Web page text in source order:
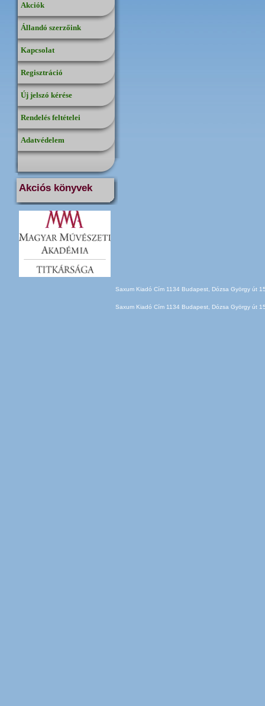
Akciók
Állandó szerzőink
Kapcsolat
Regisztráció
Új jelszó kérése
Rendelés feltételei
Adatvédelem
Akciós könyvek
Saxum Kiadó Cím 1134 Budapest, Dózsa György út
Saxum Kiadó Cím 1134 Budapest, Dózsa György út